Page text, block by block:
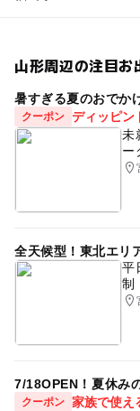
山形周辺の注目お
暑すぎる夏のおでか
クーポン ディッピン
未
ー
全天候型！東北エリ
平
制
7/18OPEN！夏休み
クーポン 家族で使え